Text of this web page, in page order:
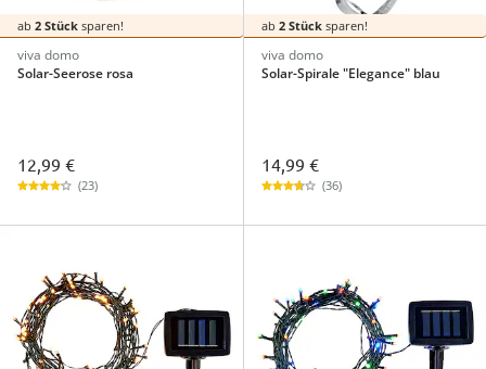
ab 2 Stück sparen!
viva domo
Solar-Seerose rosa
12,99 €
(23)
ab 2 Stücksparen!
viva domo
Solar-Spirale "Elegance" blau
14,99 €
(36)